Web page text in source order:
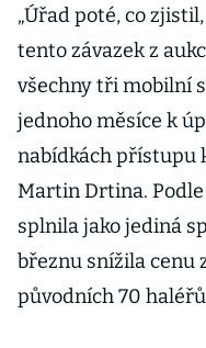
„Úřad poté, co
tento závazek z
všechny tři mobilní
jednoho měsíce k
nabídkách přístupu
Martin Drtina.
splnila jako jediná
březnu snížila cenu
původních 70